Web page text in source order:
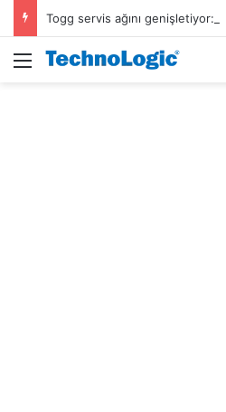
Menü